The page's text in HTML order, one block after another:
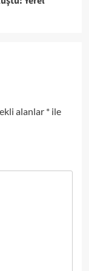
alanlar *ile